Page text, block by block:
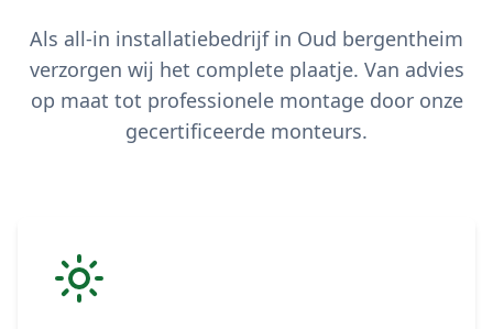
Als all-in installatiebedrijf in Oud bergentheim
verzorgen wij het complete plaatje. Van advies
op maat tot professionele montage door onze
gecertificeerde monteurs.